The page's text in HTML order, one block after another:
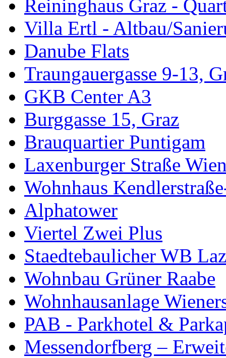
Reininghaus Graz -
Villa Ertl - Altbau/
Danube Flats
Traungauergasse 9-13,
GKB Center A3
Burggasse 15, Graz
Brauquartier Puntigam
Laxenburger Straße
Wohnhaus
Alphatower
Viertel Zwei Plus
Staedtebaulicher WB
Wohnbau Grüner Raabe
Wohnhausanlage
PAB - Parkhotel &
Messendorfberg –